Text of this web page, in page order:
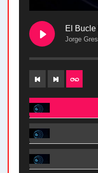
Jorge Gres